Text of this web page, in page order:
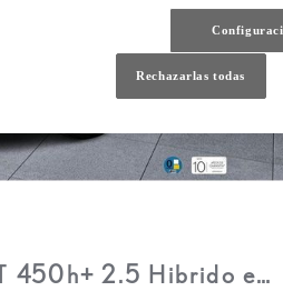
SUV F SPORT 450h+ 2.5
Rechazarlas todas